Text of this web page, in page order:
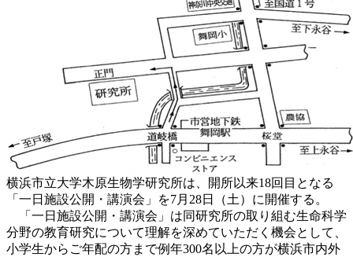
横浜市立大学木原生物学研究所は、開所以来18回目となる
「一日施設公開・講演会」を7月28日（土）に開催する。
「一日施設公開・講演会」は同研究所の取り組む生命科学
分野の教育研究について理解を深めていただく機会として、
小学生からご年配の方まで例年300名以上の方が横浜市内外